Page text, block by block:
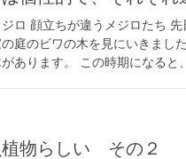
ロ 顔立ちが違うメジロたち
庭のビワの木を見にいきまし
あります。 この時期になる
植物らしい その２